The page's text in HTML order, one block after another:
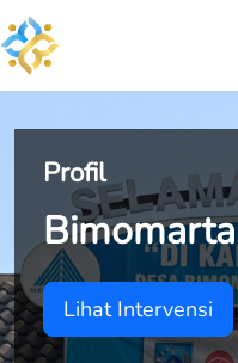
Profil
Lihat Intervensi